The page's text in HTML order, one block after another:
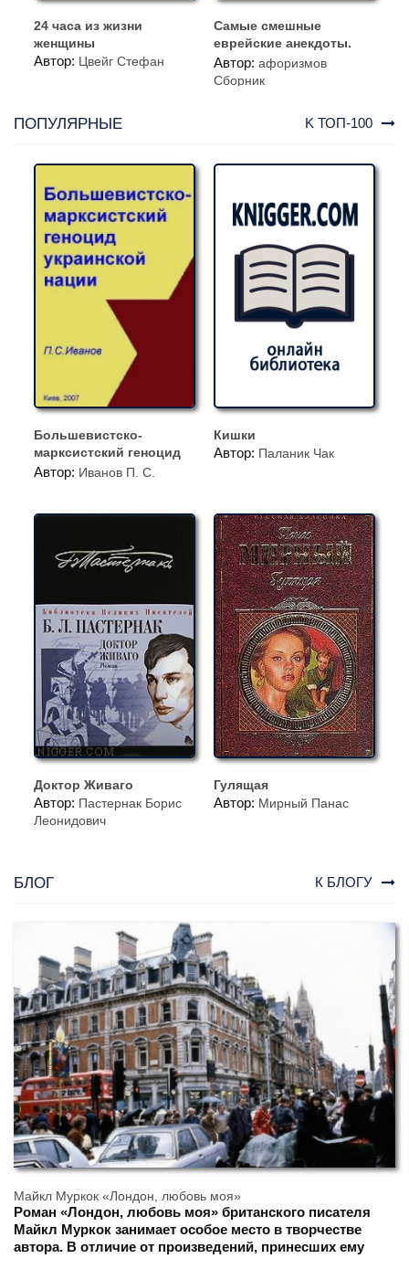
24 часа из жизни
женщины
Автор: Цвейг Стефан
Самые смешные
еврейские анекдоты.
Книга на шнурке
Автор: афоризмов
Сборник
ПОПУЛЯРНЫЕ K ТОП-100
Большевистско-
марксистский геноцид
украинской нации
Автор: Иванов П. С.
Кишки
Автор: Паланик Чак
Доктор Живаго
Автор: Пастернак Борис
Леонидович
Гулящая
Автор: Мирный Панас
БЛОГ К БЛОГУ
Майкл Муркок «Лондон, любовь моя»
Роман «Лондон, любовь моя» британского писателя
Майкл Муркок занимает особое место в творчестве
автора. В отличие от произведений, принесших ему